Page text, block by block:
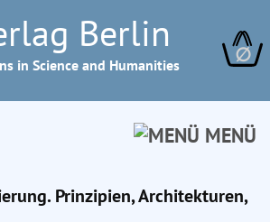
Berlin
in Science and Humanities ∅
MENÜ
Prinzipien, Architekturen,